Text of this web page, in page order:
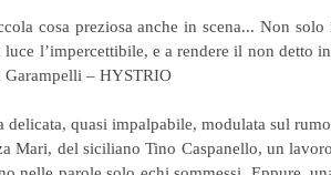
cosa preziosa anche in scena... Non
luce l’impercettibile, e a rendere il non detto
Garampelli – HYSTRIO
delicata, quasi impalpabile, modulata sul
Mari, del siciliano Tino Caspanello, un